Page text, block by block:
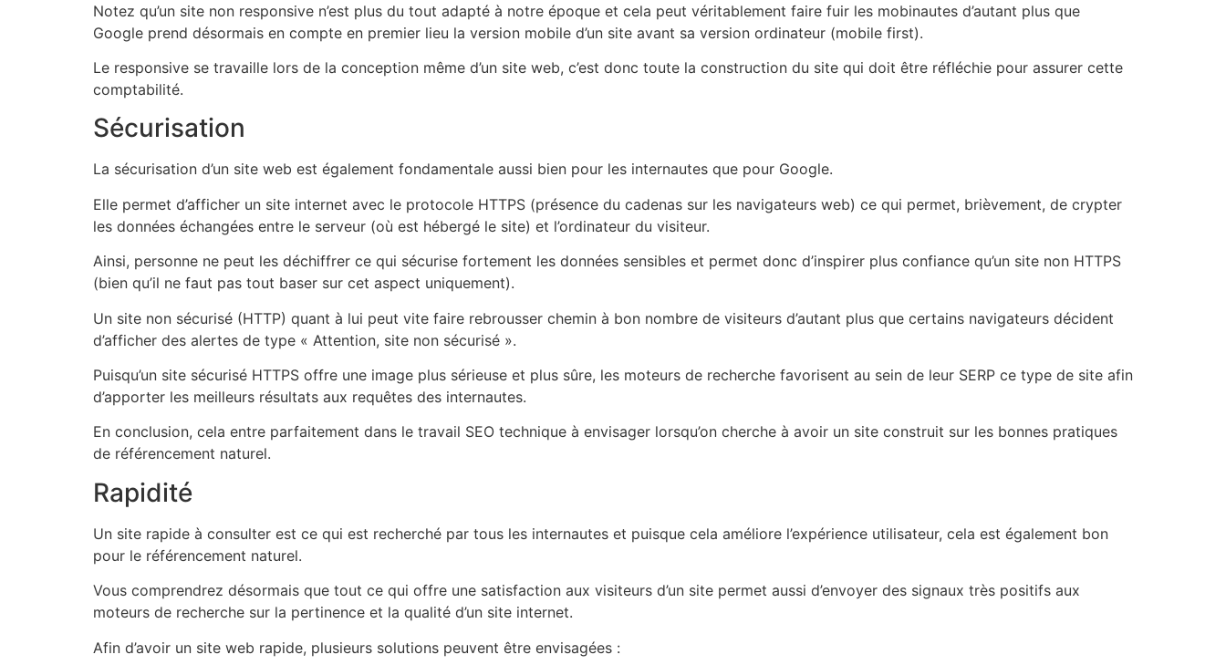
Notez qu’un site non responsive n’est plus du tout adapté à notre époque et cela peut véritablement faire fuir les mobinautes d’autant plus que
Google prend désormais en compte en premier lieu la version mobile d’un site avant sa version ordinateur (mobile first).
Le responsive se travaille lors de la conception même d’un site web, c’est donc toute la construction du site qui doit être réfléchie pour assurer cette
comptabilité.
Sécurisation
La sécurisation d’un site web est également fondamentale aussi bien pour les internautes que pour Google.
Elle permet d’afficher un site internet avec le protocole HTTPS (présence du cadenas sur les navigateurs web) ce qui permet, brièvement, de crypter
les données échangées entre le serveur (où est hébergé le site) et l’ordinateur du visiteur.
Ainsi, personne ne peut les déchiffrer ce qui sécurise fortement les données sensibles et permet donc d’inspirer plus confiance qu’un site non HTTPS
(bien qu’il ne faut pas tout baser sur cet aspect uniquement).
Un site non sécurisé (HTTP) quant à lui peut vite faire rebrousser chemin à bon nombre de visiteurs d’autant plus que certains navigateurs décident
d’afficher des alertes de type « Attention, site non sécurisé ».
Puisqu’un site sécurisé HTTPS offre une image plus sérieuse et plus sûre, les moteurs de recherche favorisent au sein de leur SERP ce type de site afin
d’apporter les meilleurs résultats aux requêtes des internautes.
En conclusion, cela entre parfaitement dans le travail SEO technique à envisager lorsqu’on cherche à avoir un site construit sur les bonnes pratiques
de référencement naturel.
Rapidité
Un site rapide à consulter est ce qui est recherché par tous les internautes et puisque cela améliore l’expérience utilisateur, cela est également bon
pour le référencement naturel.
Vous comprendrez désormais que tout ce qui offre une satisfaction aux visiteurs d’un site permet aussi d’envoyer des signaux très positifs aux
moteurs de recherche sur la pertinence et la qualité d’un site internet.
Afin d’avoir un site web rapide, plusieurs solutions peuvent être envisagées :